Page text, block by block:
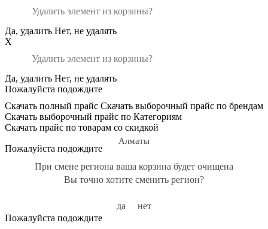
Удалить элемент из корзины?
Да, удалить Нет, не удалять
X
Удалить элемент из корзины?
Да, удалить Нет, не удалять
Пожалуйста подождите
Скачать полный прайс Скачать выборочный прайс по брендам
Скачать выборочный прайс по Категориям
Скачать прайс по товарам со скидкой
Алматы
Пожалуйста подождите
При смене региона ваша корзина будет очищена
Вы точно хотите сменить регион?
да
нет
Пожалуйста подождите